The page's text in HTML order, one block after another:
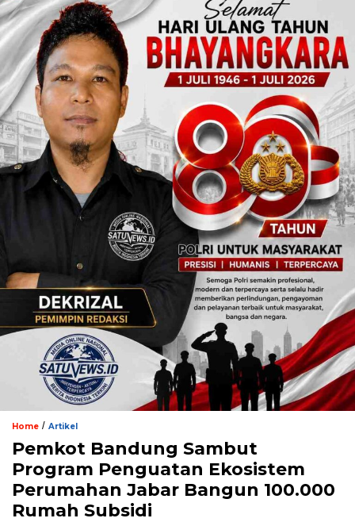
Home / Artikel
Pemkot Bandung Sambut
Program Penguatan Ekosistem
Perumahan Jabar Bangun 100.000
Rumah Subsidi